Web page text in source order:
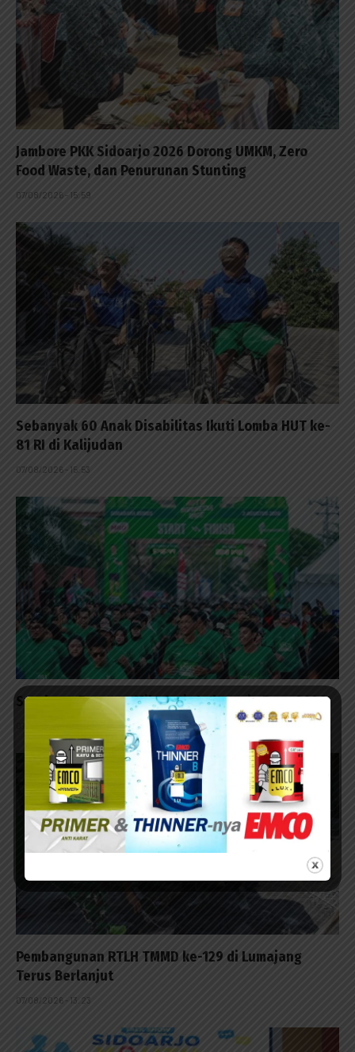
Jambore PKK Sidoarjo 2026 Dorong UMKM, Zero
Food Waste, dan Penurunan Stunting
07/08/2026 - 15:59
Sebanyak 60 Anak Disabilitas Ikuti Lomba HUT ke-
81 RI di Kalijudan
07/08/2026 - 15:53
Surabaya Penutup Milo Activ Indonesia Race 2026
Pembangunan RTLH TMMD ke-129 di Lumajang
Terus Berlanjut
07/08/2026 - 13:23